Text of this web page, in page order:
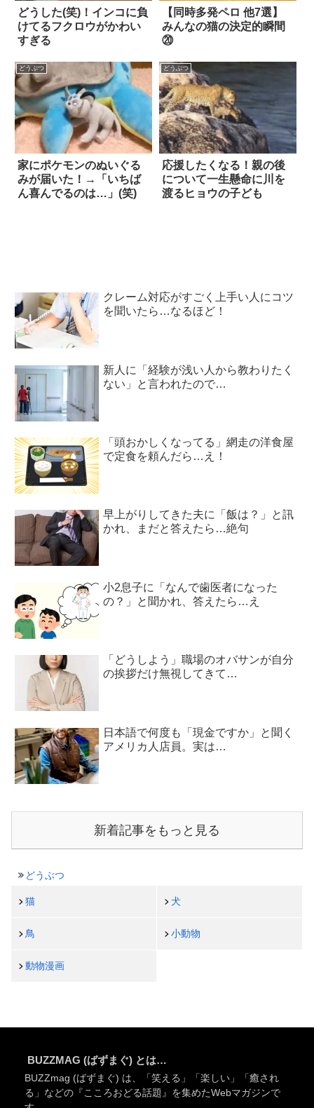
どうした(笑)！インコに負
けてるフクロウがかわい
すぎる
【同時多発ペロ 他7選】
みんなの猫の決定的瞬間
⑳
どうぶつ
家にポケモンのぬいぐる
みが届いた！→「いちば
ん喜んでるのは…」(笑)
どうぶつ
応援したくなる！親の後
について一生懸命に川を
渡るヒョウの子ども
クレーム対応がすごく上手い人にコツ
を聞いたら…なるほど！
新人に「経験が浅い人から教わりたく
ない」と言われたので…
「頭おかしくなってる」網走の洋食屋
で定食を頼んだら…え！
早上がりしてきた夫に「飯は？」と訊
かれ、まだと答えたら…絶句
小2息子に「なんで歯医者になった
の？」と聞かれ、答えたら…え
「どうしよう」職場のオバサンが自分
の挨拶だけ無視してきて…
日本語で何度も「現金ですか」と聞く
アメリカ人店員。実は…
新着記事をもっと見る
どうぶつ
猫 犬
鳥 小動物
動物漫画
BUZZMAG (ばずまぐ) とは…
BUZZmag (ばずまぐ) は、「笑える」「楽しい」「癒され
る」などの『こころおどる話題』を集めたWebマガジンで